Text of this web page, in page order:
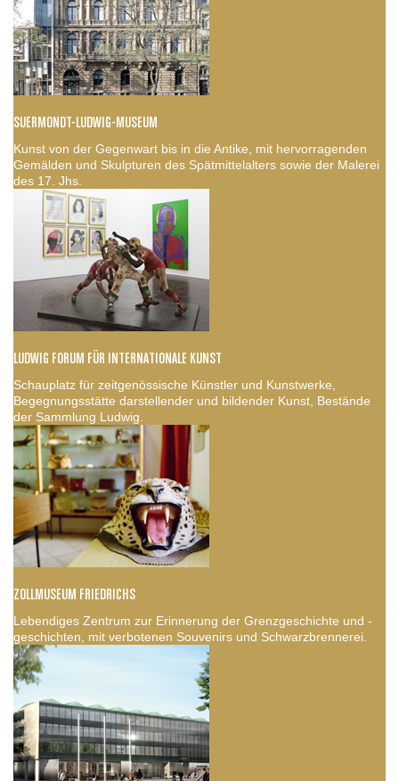
SUERMONDT-LUDWIG-MUSEUM
Kunst von der Gegenwart bis in die Antike, mit hervorragenden
Gemälden und Skulpturen des Spätmittelalters sowie der Malerei
des 17. Jhs.
LUDWIG FORUM FÜR INTERNATIONALE KUNST
Schauplatz für zeitgenössische Künstler und Kunstwerke,
Begegnungsstätte darstellender und bildender Kunst, Bestände
der Sammlung Ludwig.
ZOLLMUSEUM FRIEDRICHS
Lebendiges Zentrum zur Erinnerung der Grenzgeschichte und -
geschichten, mit verbotenen Souvenirs und Schwarzbrennerei.